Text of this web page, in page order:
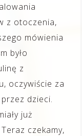
z otoczenia,
mówienia
było
z
oczywiście za
dzieci.
już
czekamy,